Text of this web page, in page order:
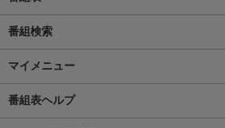
番組検索
マイメニュー
番組表ヘルプ